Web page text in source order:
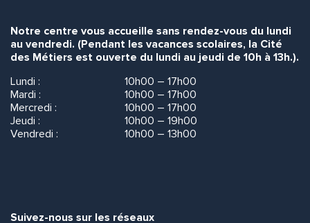
Notre centre vous accueille sans rendez-vous du lundi
au vendredi. (Pendant les vacances scolaires, la Cité
des Métiers est ouverte du lundi au jeudi de 10h à 13h.).
Lundi :
10h00 – 17h00
Mardi :
10h00 – 17h00
Mercredi :
10h00 – 17h00
Jeudi :
10h00 – 19h00
Vendredi :
10h00 – 13h00
Suivez-nous sur les réseaux